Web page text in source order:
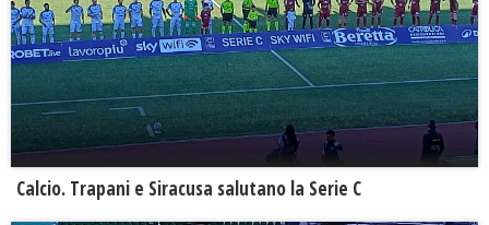
Calcio. Trapani e Siracusa salutano la Serie C